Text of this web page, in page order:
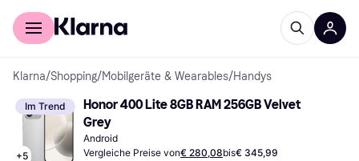
Für Shopper
Klarna/Shopping/Mobilgeräte & Wearables/Handys
Im Trend
+5
Honor 400 Lite 8GB RAM 256GB Velvet
Grey
Android
Vergleiche Preise von€ 280,08bis€ 345,99